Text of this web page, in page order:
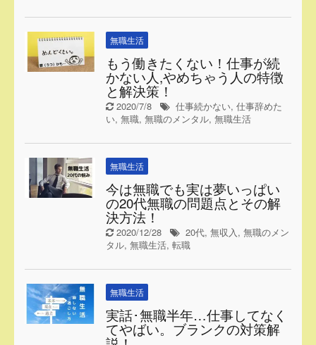
無職生活
もう働きたくない！仕事が続
かない人,やめちゃう人の特徴
と解決策！
2020/7/8 仕事続かない, 仕事辞めた
い, 無職, 無職のメンタル, 無職生活
無職生活
今は無職でも実は夢いっぱい
の20代無職の問題点とその解
決方法！
2020/12/28 20代, 無収入, 無職のメン
タル, 無職生活, 転職
無職生活
実話･無職半年…仕事してなく
てやばい。ブランクの対策解